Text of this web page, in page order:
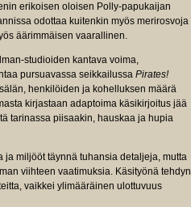
erikoisen oloisen Polly-papukaijan
odottaa kuitenkin myös merirosvoja
äärimmäisen vaarallinen.
studioiden kantava voima,
pursuavassa seikkailussa Pirates!
henkilöiden ja kohelluksen määrä
kirjastaan adaptoima käsikirjoitus jää
tarinassa piisaakin, hauskaa ja hupia
miljööt täynnä tuhansia detaljeja, mutta
viihteen vaatimuksia. Käsityönä tehdyn
vaikkei ylimääräinen ulottuvuus